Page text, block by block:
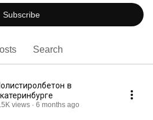
транспортом и сопровождает
услугами. Ориентирована на выгодные
Subscribe
Search
в
views 6 months ago